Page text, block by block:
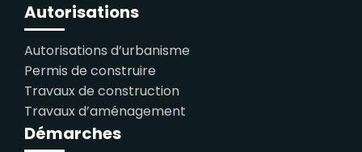
Autorisations
Autorisations d’urbanisme
Permis de construire
Travaux de construction
Travaux d’aménagement
Démarches